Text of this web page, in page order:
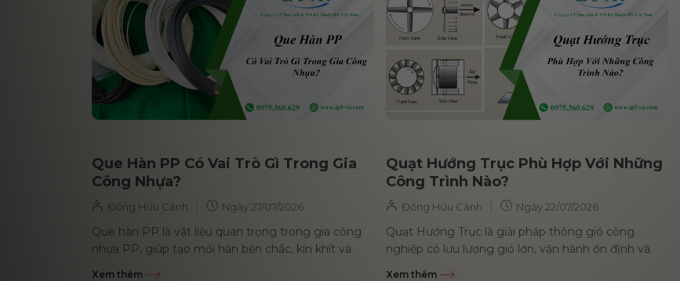
Que Hàn PP Có Vai Trò Gì Trong Gia
Công Nhựa?
Đồng Hữu Cảnh Ngày27/07/2026
Que hàn PP là vật liệu quan trọng trong gia công
nhựa PP, giúp tạo mối hàn bền chắc, kín khít và
Xem thêm
Quạt Hướng Trục Phù Hợp Với Những
Công Trình Nào?
Đồng Hữu Cảnh | Ngày22/07/2026
Quạt Hướng Trục là giải pháp thông gió công
nghiệp có lưu lượng gió lớn, vận hành ổn định và
Xem thêm